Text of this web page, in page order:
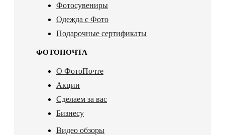
Фотосувениры
Одежда с Фото
Подарочные сертификаты
ФОТОПОЧТА
О ФотоПочте
Акции
Сделаем за вас
Бизнесу
Видео обзоры